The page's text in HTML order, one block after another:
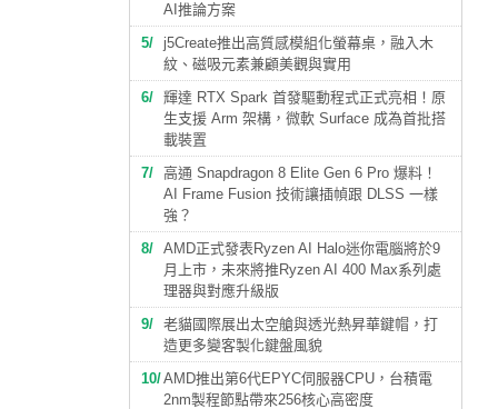
AI推論方案
5
j5Create推出高質感模組化螢幕桌，融入木
紋、磁吸元素兼顧美觀與實用
6
輝達 RTX Spark 首發驅動程式正式亮相！原
生支援 Arm 架構，微軟 Surface 成為首批搭
載裝置
7
高通 Snapdragon 8 Elite Gen 6 Pro 爆料！
AI Frame Fusion 技術讓插幀跟 DLSS 一樣
強？
8
AMD正式發表Ryzen AI Halo迷你電腦將於9
月上市，未來將推Ryzen AI 400 Max系列處
理器與對應升級版
9
老貓國際展出太空艙與透光熱昇華鍵帽，打
造更多變客製化鍵盤風貌
10 AMD推出第6代EPYC伺服器CPU，台積電
2nm製程節點帶來256核心高密度